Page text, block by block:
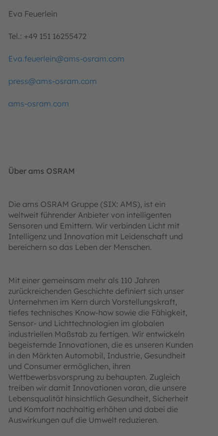
Eva Feuerlein
Tel.: +49 151 16255472
Eva.feuerlein@ams-osram.com
press@ams-osram.com
ams-osram.com
Über ams OSRAM
Die ams OSRAM Gruppe (SIX: AMS), ist ein
weltweit führender Anbieter von intelligenten
Sensoren und Emittern. Wir verbinden Licht mit
Intelligenz und Innovation mit Leidenschaft und
bereichern so das Leben der Menschen.
Mit einer gemeinsam mehr als 110 Jahren
zurückreichenden Geschichte definiert sich unser
Unternehmen im Kern durch Vorstellungskraft,
tiefes technisches Know-how sowie die Fähigkeit,
Sensor- und Lichttechnologien im globalen
industriellen Maßstab zu fertigen. Wir entwickeln
begeisternde Innovationen, die es unseren Kunden
in den Märkten Automobil, Industrie, Gesundheit
und Consumer ermöglichen, ihren
Wettbewerbsvorsprung zu behaupten. Zugleich
treiben wir damit Innovationen voran, die unsere
Lebensqualität hinsichtlich Gesundheit, Sicherheit
und Komfort nachhaltig erhöhen und dabei die
Auswirkungen auf die Umwelt reduzieren.